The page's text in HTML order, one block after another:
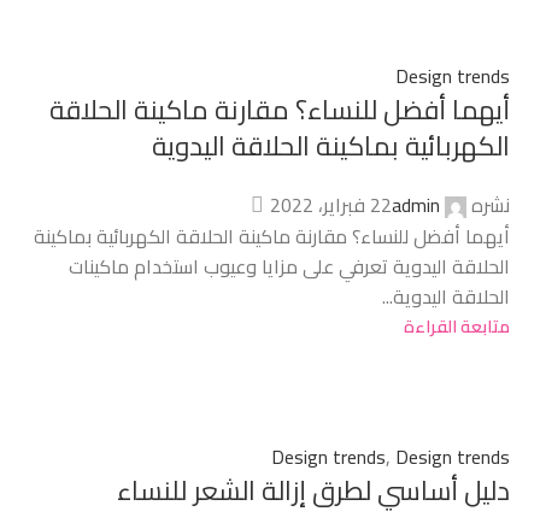
Design trends
أيهما أفضل للنساء؟ مقارنة ماكينة الحلاقة
الكهربائية بماكينة الحلاقة اليدوية
نشره admin22 فبراير، 2022
أيهما أفضل للنساء؟ مقارنة ماكينة الحلاقة الكهربائية بماكينة
الحلاقة اليدوية تعرفي على مزايا وعيوب استخدام ماكينات
الحلاقة اليدوية...
متابعة القراءة
Design trends, Design trends
دليل أساسي لطرق إزالة الشعر للنساء